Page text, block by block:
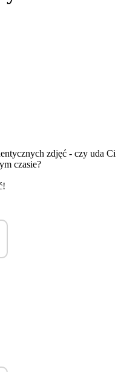
zdjęć - czy uda Ci
czasie?